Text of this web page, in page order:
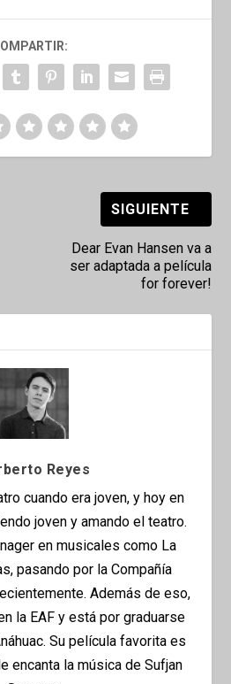
SIGUIENTE
Dear Evan Hansen va a
ser adaptada a película
for forever!
Reyes
cuando era joven, y hoy en
joven y amando el teatro.
en musicales como La
pasando por la Compañía
Además de eso,
la EAF y está por graduarse
Su película favorita es
encanta la música de Sufjan